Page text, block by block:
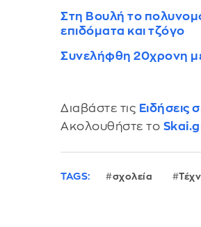
Στη Βουλή το
επιδόματα και τζόγο
Συνελήφθη 20χρονη με
Διαβάστε τις Ειδήσεις
Ακολουθήστε το
TAGS: σχολεία